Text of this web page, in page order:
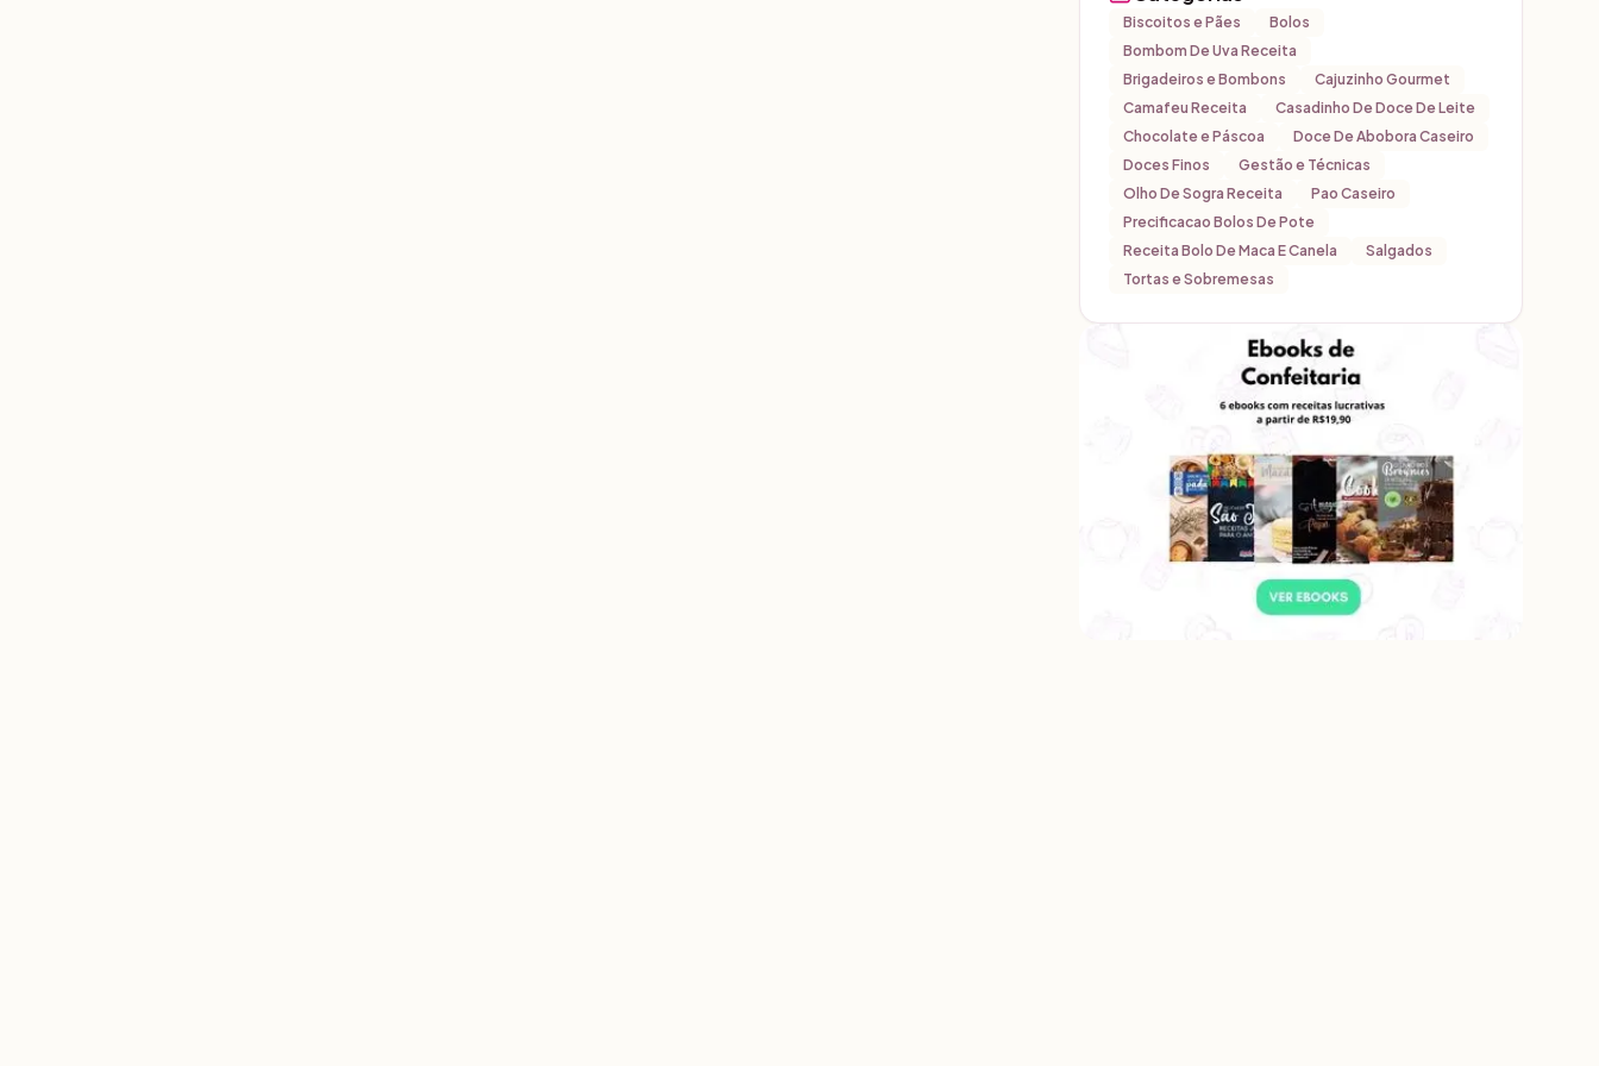
Biscoitos e Pães
Bolos
Bombom De Uva Receita
Brigadeiros e Bombons
Cajuzinho Gourmet
Camafeu Receita
Casadinho De Doce De Leite
Chocolate e Páscoa
Doce De Abobora Caseiro
Doces Finos
Gestão e Técnicas
Olho De Sogra Receita
Pao Caseiro
Precificacao Bolos De Pote
Receita Bolo De Maca E Canela
Salgados
Tortas e Sobremesas